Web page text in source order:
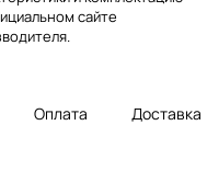
сайте
Оплата Доставка